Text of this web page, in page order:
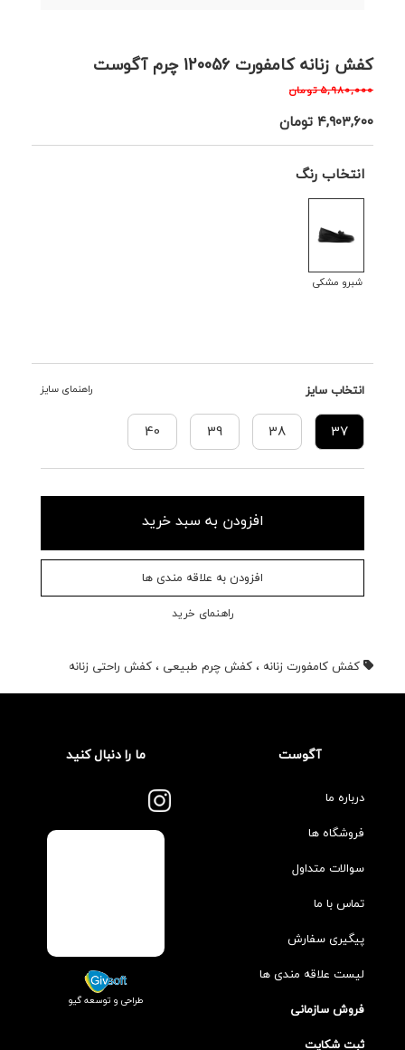
کفش زنانه کامفورت 120056 چرم آگوست
۵,۹۸۰,۰۰۰ تومان
۴,۹۰۳,۶۰۰تومان
انتخاب رنگ
شبرو مشکی
انتخاب سایز راهنمای سایز
37
38
39
40
افزودن به سبد خرید
افزودن به علاقه مندی ها
راهنمای خرید
کفش کامفورت زنانه ، کفش چرم طبیعی ، کفش راحتی زنانه
آگوست
درباره ما
فروشگاه ها
سوالات متداول
تماس با ما
پیگیری سفارش
لیست علاقه مندی ها
فروش سازمانی
ثبت شکایت
ما را دنبال کنید
طراحی و توسعه گیو